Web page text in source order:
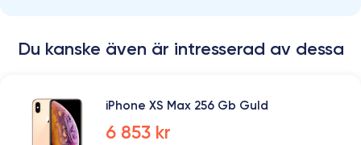
Du kanske även är intresserad av dessa
iPhone XS Max 256 Gb Guld
6 853 kr